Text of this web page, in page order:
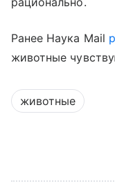
Ранее Наука Mail
животные
животные